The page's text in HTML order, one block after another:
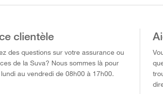
clientèle
des questions sur votre assurance ou
de la Suva? Nous sommes là pour
au vendredi de 08h00 à 17h00.